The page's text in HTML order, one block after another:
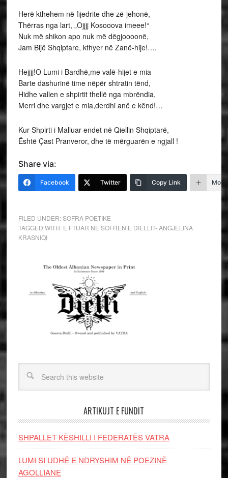
Herë kthehem në fijedrite dhe zë-jehonë,
Thërras nga lart, „Ojjjj Kosooova imeee!“
Nuk më shikon apo nuk më dëgjoooonë,
Jam Bijë Shqiptare, kthyer në Zanë-hije!….
Hejjjj!O Lumi i Bardhë,me valë-hijet e mia
Barte dashurinë time nëpër shtratin tënd,
Hidhe vallen e shpirtit thellë nga mbrëndia,
Merri dhe vargjet e mia,derdhi anë e kënd!…
Kur Shpirti i Malluar endet në Qiellin Shqiptarë,
Është Çast Pranveror, dhe të mërguarën e ngjall !
Share via:
Facebook Twitter Copy Link More
FILED UNDER:SOFRA POETIKE
TAGGED WITH: E FTUAR NE SOFREN E DIELLIT- ANGJELINA
KRASNIQI
ARTIKUJT E FUNDIT
SHPALLET KËSHILLI I FEDERATËS VATRA
LUMI SI UDHË E NDRYSHIM NË POEZINË
AGOLLIANE